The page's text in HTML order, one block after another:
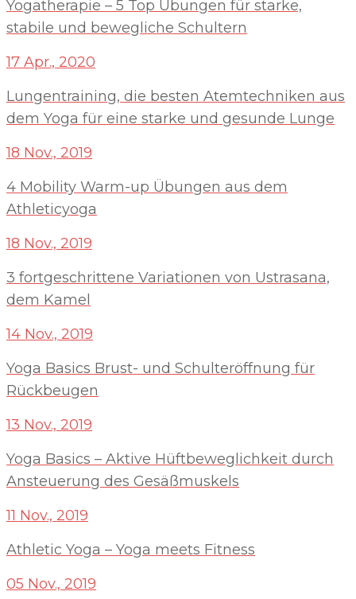
Yogatherapie – 5 Top Übungen für starke,
stabile und bewegliche Schultern
17 Apr., 2020
Lungentraining, die besten Atemtechniken aus
dem Yoga für eine starke und gesunde Lunge
18 Nov., 2019
4 Mobility Warm-up Übungen aus dem
Athleticyoga
18 Nov., 2019
3 fortgeschrittene Variationen von Ustrasana,
dem Kamel
14 Nov., 2019
Yoga Basics Brust- und Schulteröffnung für
Rückbeugen
13 Nov., 2019
Yoga Basics – Aktive Hüftbeweglichkeit durch
Ansteuerung des Gesäßmuskels
11 Nov., 2019
Athletic Yoga – Yoga meets Fitness
05 Nov., 2019